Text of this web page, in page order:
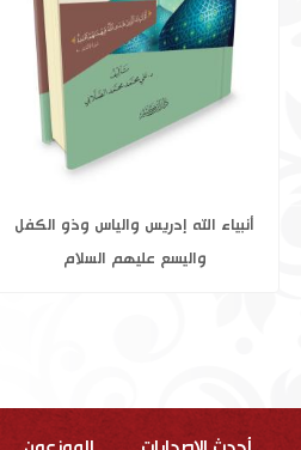
الكافية لابن الحاجب مع الوافية في معرفة
ما الكافية